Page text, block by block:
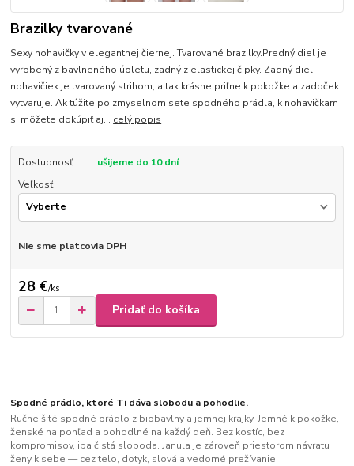
Brazilky tvarované
Sexy nohavičky v elegantnej čiernej. Tvarované brazilky.Predný diel je
vyrobený z bavlneného úpletu, zadný z elastickej čipky. Zadný diel
nohavičiek je tvarovaný strihom, a tak krásne priľne k pokožke a zadoček
vytvaruje. Ak túžite po zmyselnom sete spodného prádla, k nohavičkam
si môžete dokúpiť aj... celý popis
Dostupnosť
ušijeme do 10 dní
Veľkosť
Nie sme platcovia DPH
28 €/ks
Pridať do košíka
Spodné prádlo, ktoré Ti dáva slobodu a pohodlie.
Ručne šité spodné prádlo z biobavlny a jemnej krajky. Jemné k pokožke,
ženské na pohľad a pohodlné na každý deň. Bez kostíc, bez
kompromisov, iba čistá sloboda. Janula je zároveň priestorom návratu
ženy k sebe — cez telo, dotyk, slová a vedomé prežívanie.